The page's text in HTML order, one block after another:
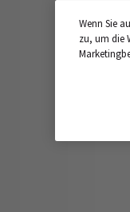
Wenn Sie
zu, um die